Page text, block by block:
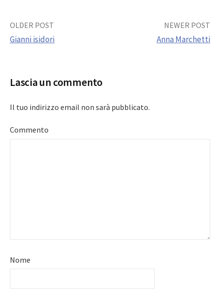
Post
OLDER POST
Gianni isidori
NEWER POST
Anna Marchetti
Lascia un commento
Il tuo indirizzo email non sarà pubblicato.
Commento
Nome